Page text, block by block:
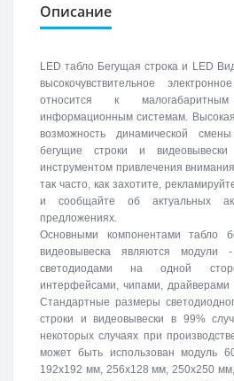
Описание
LED табло Бегущая строка и LED
высокочувствительное
относится к малогабаритным
информационным системам.
возможность динамической
бегущие строки и
инструментом привлечения
так часто, как захотите,
и сообщайте об актуальных
предложениях.
Основными компонентами табло
видеовывеска являются
светодиодами на одной
интерфейсами, чипами, драйверами
Стандартные размеры
строки и видеовывески в 99%
некоторых случаях при
может быть использован модуль
192х192 мм, 256х128 мм, 250х250